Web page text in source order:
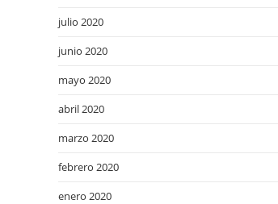
julio 2020
junio 2020
mayo 2020
abril 2020
marzo 2020
febrero 2020
enero 2020